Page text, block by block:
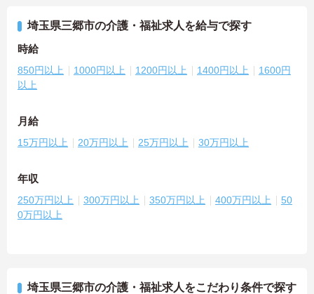
埼玉県三郷市の介護・福祉求人を給与で探す
時給
850円以上 1000円以上 1200円以上 1400円以上
1600円
以上
月給
15万円以上 20万円以上 25万円以上 30万円以上
年収
250万円以上 300万円以上 350万円以上 400万円以上
50
0万円以上
埼玉県三郷市の介護・福祉求人をこだわり条件で探す